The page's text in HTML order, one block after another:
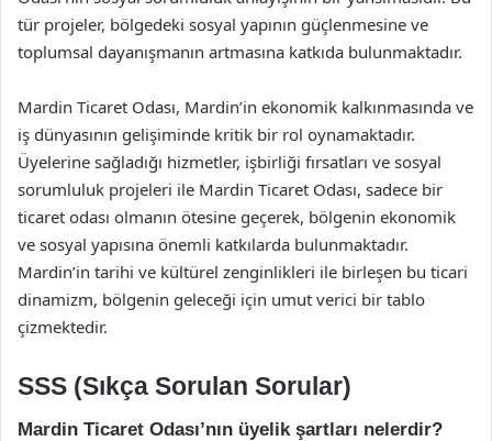
tür projeler, bölgedeki sosyal yapının güçlenmesine ve
toplumsal dayanışmanın artmasına katkıda bulunmaktadır.
Mardin Ticaret Odası, Mardin’in ekonomik kalkınmasında ve
iş dünyasının gelişiminde kritik bir rol oynamaktadır.
Üyelerine sağladığı hizmetler, işbirliği fırsatları ve sosyal
sorumluluk projeleri ile Mardin Ticaret Odası, sadece bir
ticaret odası olmanın ötesine geçerek, bölgenin ekonomik
ve sosyal yapısına önemli katkılarda bulunmaktadır.
Mardin’in tarihi ve kültürel zenginlikleri ile birleşen bu ticari
dinamizm, bölgenin geleceği için umut verici bir tablo
çizmektedir.
SSS (Sıkça Sorulan Sorular)
Mardin Ticaret Odası’nın üyelik şartları nelerdir?